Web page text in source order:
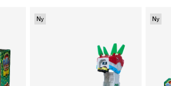
Ny Ny